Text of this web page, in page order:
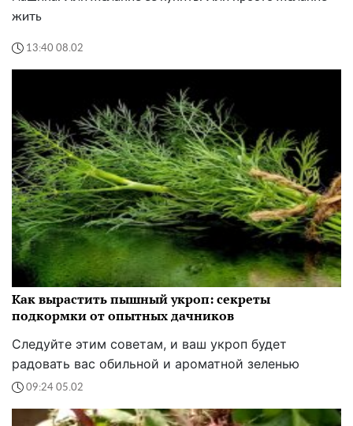
жить
13:40 08.02
Как вырастить пышный укроп: секреты
подкормки от опытных дачников
Следуйте этим советам, и ваш укроп будет
радовать вас обильной и ароматной зеленью
09:24 05.02